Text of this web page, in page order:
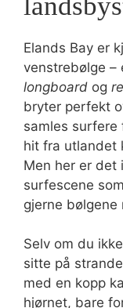
Elands Bay er
venstrebølge –
longboard og
bryter perfekt
samles surfere
hit fra utlandet
Men her er det
surfescene
gjerne
Selv om du
sitte på
med en kopp
hjørnet, bare